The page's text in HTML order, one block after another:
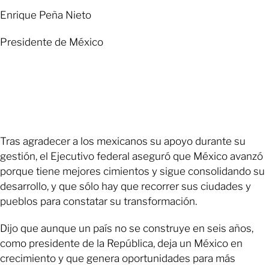
Enrique Peña Nieto
Presidente de México
Tras agradecer a los mexicanos su apoyo durante su
gestión, el Ejecutivo federal aseguró que México avanzó
porque tiene mejores cimientos y sigue consolidando su
desarrollo, y que sólo hay que recorrer sus ciudades y
pueblos para constatar su transformación.
Dijo que aunque un país no se construye en seis años,
como presidente de la República, deja un México en
crecimiento y que genera oportunidades para más